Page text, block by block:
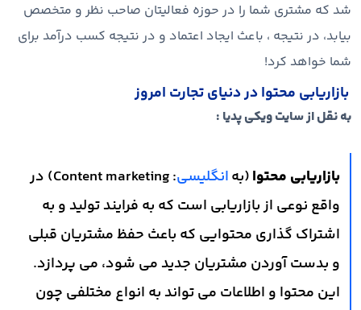
شد که مشتری شما را در حوزه فعالیتان صاحب نظر و متخصص
بیابد، در نتیجه ، باعث ایجاد اعتماد و در نتیجه کسب درآمد برای
شما خواهد کرد!
بازاریابی محتوا در دنیای تجارت امروز
به نقل از سایت ویکی پدیا :
بازاریابی محتوا(بهانگلیسی:
Content marketing) در
واقع نوعی از بازاریابی است که به فرایند تولید و به
اشتراک گذاری محتوایی که باعث حفظ مشتریان قبلی
و بدست آوردن مشتریان جدید می شود، می پردازد.
این محتوا و اطلاعات می تواند به انواع مختلفی چون